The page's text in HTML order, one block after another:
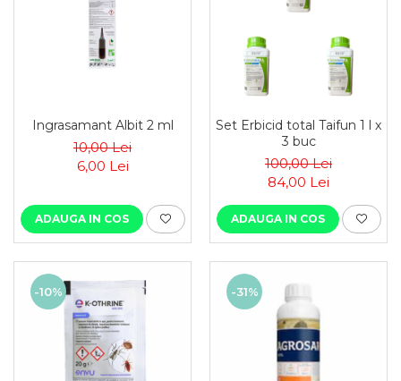
Ingrasamant Albit 2 ml
10,00 Lei
6,00 Lei
ADAUGA IN COS
Set Erbicid total Taifun 1 l x
3 buc
100,00 Lei
84,00 Lei
ADAUGA IN COS
-10% -31%